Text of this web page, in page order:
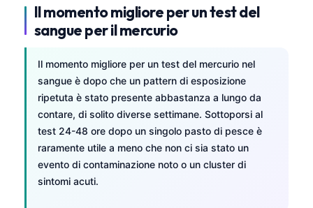
Il momento migliore per un test del
sangue per il mercurio
Il momento migliore per un test del mercurio nel
sangue è dopo che un pattern di esposizione
ripetuta è stato presente abbastanza a lungo da
contare, di solito diverse settimane. Sottoporsi al
test 24-48 ore dopo un singolo pasto di pesce è
raramente utile a meno che non ci sia stato un
evento di contaminazione noto o un cluster di
sintomi acuti.
Русский
Lietuvių kalba
한국어
Slovenščina
Magyar
বাংলা